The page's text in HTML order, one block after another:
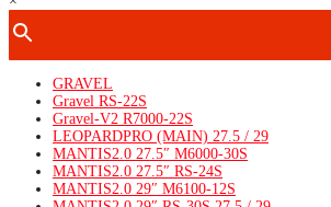
GRAVEL
Gravel RS-22S
Gravel-V2 R7000-22S
LEOPARDPRO (MAIN) 27.5 / 29
MANTIS2.0 27.5″ M6000-30S
MANTIS2.0 27.5″ RS-24S
MANTIS2.0 29″ M6100-12S